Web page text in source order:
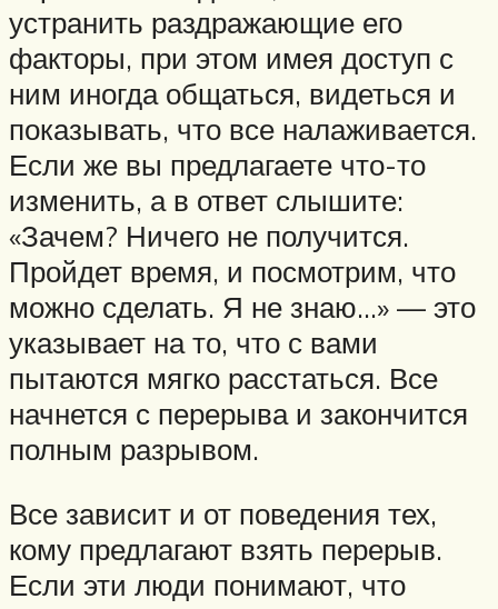
устранить раздражающие его
факторы, при этом имея доступ с
ним иногда общаться, видеться и
показывать, что все налаживается.
Если же вы предлагаете что-то
изменить, а в ответ слышите:
«Зачем? Ничего не получится.
Пройдет время, и посмотрим, что
можно сделать. Я не знаю…» — это
указывает на то, что с вами
пытаются мягко расстаться. Все
начнется с перерыва и закончится
полным разрывом.
Все зависит и от поведения тех,
кому предлагают взять перерыв.
Если эти люди понимают, что